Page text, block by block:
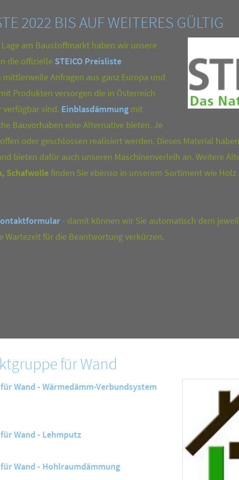
2022 BIS AUF WEITERES GÜLTIG
am Baustoffmarkt haben wir unsere
die offizielle STEICO Preisliste
Anfragen aus ganz Europa und
Produkten versorgen die in Österreich
sind. Einblasdämmung mit
Bauvorhaben eine Alternative bieten. Je
oder geschlossen realisiert werden. Dieses Material
bieten dafür auch unseren Maschinenverleih an. Weitere
Schafwollefinden Sie ebenso in unserem Sortiment wie
- damit können wir Sie automatisch dem
Wartezeit für die Beantwortung verkürzen.
für Wand
Wand - Wärmedämm-Verbundsystem
Wand - Lehmputz
Wand - Hohlraumdämmung